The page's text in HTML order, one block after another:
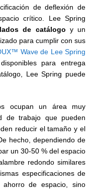
de deflexión de
crítico. Lee Spring
de catálogo y un
para cumplir con sus
Wave de Lee Spring
para entrega
Lee Spring puede
ocupan un área muy
de trabajo que pueden
reducir el tamaño y el
hecho, dependiendo de
un 30-50 % del espacio
redondo similares
especificaciones de
de espacio, sino